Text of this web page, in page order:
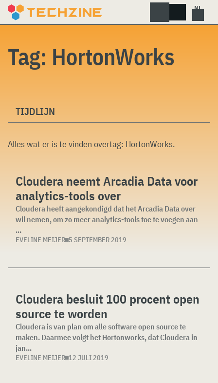
Skip
Tag: HortonWorks
TIJDLIJN
Alles wat er is te vinden overtag: HortonWorks.
Cloudera neemt Arcadia Data voor
analytics-tools over
Cloudera heeft aangekondigd dat het Arcadia Data over
wil nemen, om zo meer analytics-tools toe te voegen aan
...
EVELINE MEIJER 5 SEPTEMBER 2019
Cloudera besluit 100 procent open
source te worden
Cloudera is van plan om alle software open source te
maken. Daarmee volgt het Hortonworks, dat Cloudera in
jan...
EVELINE MEIJER 12 JULI 2019